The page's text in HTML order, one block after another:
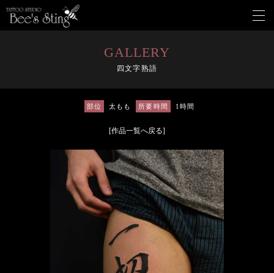
メ
ニ
GALLERY
四文字熟語
部位 太もも 所要時間 1時間